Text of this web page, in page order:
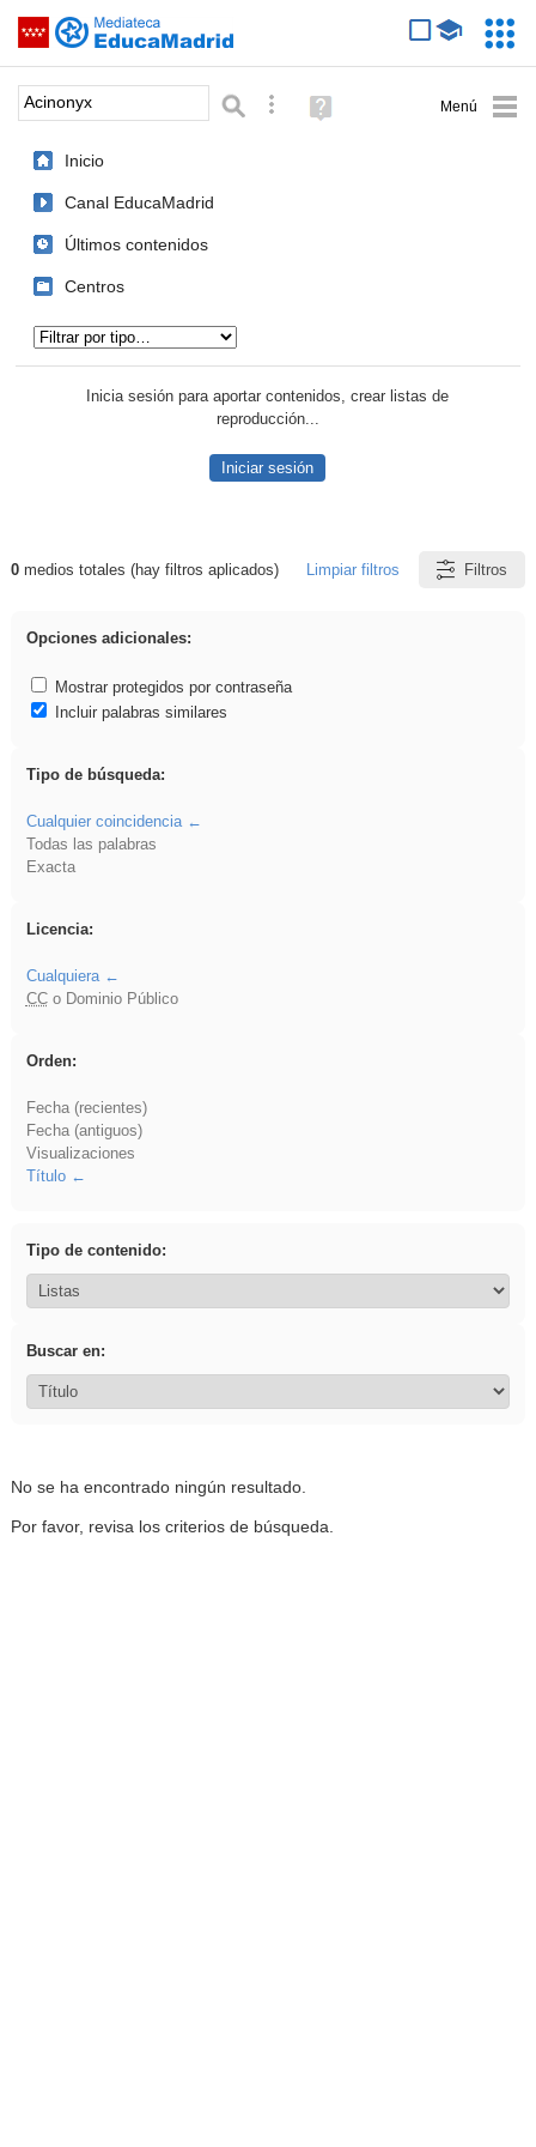
Saltar navegación
Palabra o frase: Búsqueda avanzada
Ayuda
(en
Inicio
Canal EducaMadrid
Últimos contenidos
Centros
Inicia sesión para aportar contenidos, crear listas de
reproducción...
Iniciar sesión
Resultados de: Acinonyx
0medios totales (hay filtros aplicados) Limpiar filtros Filtros
Opciones adicionales:
Mostrar protegidos por contraseña
Incluir palabras similares
Tipo de búsqueda:
Cualquier coincidencia
Todas las palabras
Exacta
Licencia:
Cualquiera
CCo Dominio Público
Orden:
Fecha (recientes)
Fecha (antiguos)
Visualizaciones
Título
Tipo de contenido:
Buscar en:
No se ha encontrado ningún resultado.
Por favor, revisa los criterios de búsqueda.